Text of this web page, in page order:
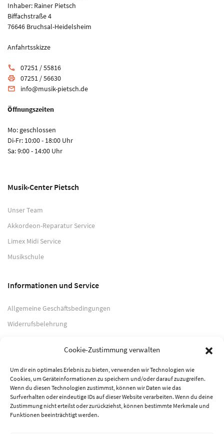
Cookie-Zustimmung verwalten
Um dir ein optimales Erlebnis zu bieten, verwenden wir Technologien wie
Cookies, um Geräteinformationen zu speichern und/oder darauf zuzugreifen.
Wenn du diesen Technologien zustimmst, können wir Daten wie das
Surfverhalten oder eindeutige IDs auf dieser Website verarbeiten. Wenn du deine
Zustimmung nicht erteilst oder zurückziehst, können bestimmte Merkmale und
Funktionen beeinträchtigt werden.
Inhaber: Rainer Pietsch
Biffachstraße 4
76646 Bruchsal-Heidelsheim
Anfahrtsskizze
phone 07251 / 55816
print 07251 / 56630
email info@musik-pietsch.de
Öffnungszeiten
Mo: geschlossen
Di-Fr: 10:00 - 18:00 Uhr
Sa: 9:00 - 14:00 Uhr
Musik-Center Pietsch
Unser Team
Akkordeon-Reparatur Service
Limex Midi Service
Musikschule
Informationen und Service
Allgemeine Geschäftsbedingungen
Widerrufsbelehrung
Datenschutzerklärung
Zahlungsarten
PayPal